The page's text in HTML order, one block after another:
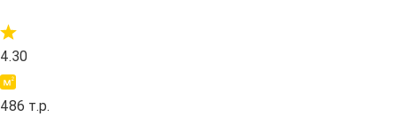
4.30
486 т.р.